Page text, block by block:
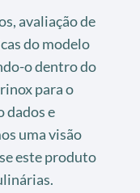
avaliação de
do modelo
o dentro do
para o
dados e
uma visão
este produto